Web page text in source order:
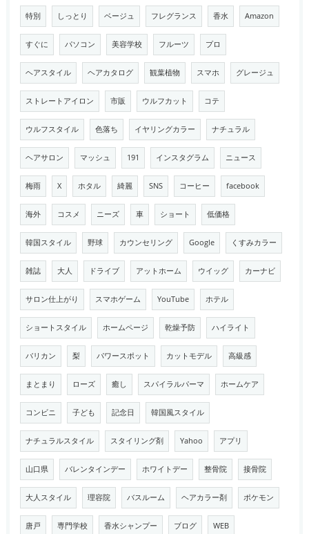
特別 しっとり ベージュ フレグランス 香水 Amazon
すぐに パソコン 美容学校 フルーツ プロ
ヘアスタイル ヘアカタログ 観葉植物 スマホ グレージュ
ストレートアイロン 市販 ウルフカット コテ
ウルフスタイル 色落ち イヤリングカラー ナチュラル
ヘアサロン マッシュ 191 インスタグラム ニュース
梅雨 X ホタル 綺麗 SNS コーヒー facebook
海外 コスメ ニーズ 車 ショート 低価格
韓国スタイル 野球 カウンセリング Google くすみカラー
雑誌 大人 ドライブ アットホーム ウイッグ カーナビ
サロン仕上がり スマホゲーム YouTube ホテル
ショートスタイル ホームページ 乾燥予防 ハイライト
バリカン 梨 パワースポット カットモデル 高級感
まとまり ローズ 癒し スパイラルパーマ ホームケア
コンビニ 子ども 記念日 韓国風スタイル
ナチュラルスタイル スタイリング剤 Yahoo アプリ
山口県 バレンタインデー ホワイトデー 整骨院 接骨院
大人スタイル 理容院 バスルーム ヘアカラー剤 ポケモン
唐戸 専門学校 香水シャンプー ブログ WEB